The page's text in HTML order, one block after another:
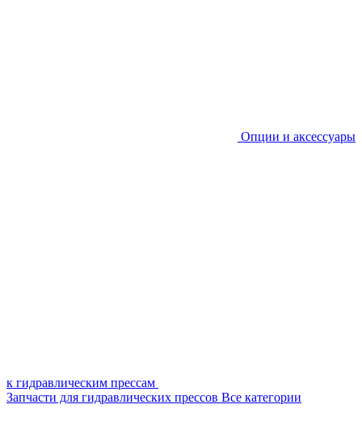
Опции и аксессуары
к гидравлическим прессам
Запчасти для гидравлических прессов Все категории